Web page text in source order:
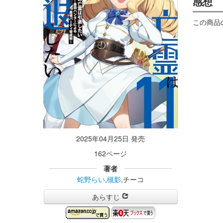
2025年04月25日 発売
162ページ
著者
蛇野らい,槻影,チーコ
あらすじ
この商品